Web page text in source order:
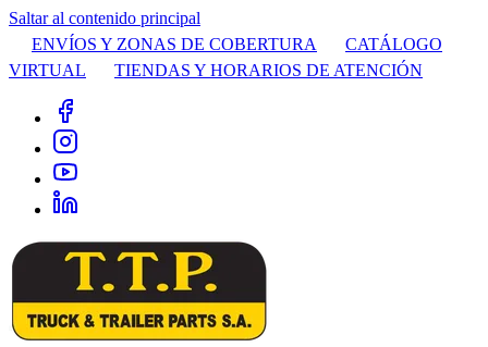
Saltar al contenido principal
ENVÍOS Y ZONAS DE COBERTURA
CATÁLOGO
VIRTUAL
TIENDAS Y HORARIOS DE ATENCIÓN